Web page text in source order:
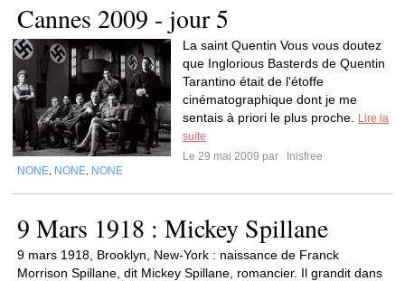
Cannes 2009 - jour 5
La saint Quentin Vous vous doutez
que Inglorious Basterds de Quentin
Tarantino était de l'étoffe
cinématographique dont je me
sentais à priori le plus proche.
Lire la
suite
Le 29 mai 2009 par
Inisfree
NONE NONE NONE
9 Mars 1918 : Mickey Spillane
9 mars 1918, Brooklyn, New-York : naissance de Franck
Morrison Spillane, dit Mickey Spillane, romancier. Il grandit dans